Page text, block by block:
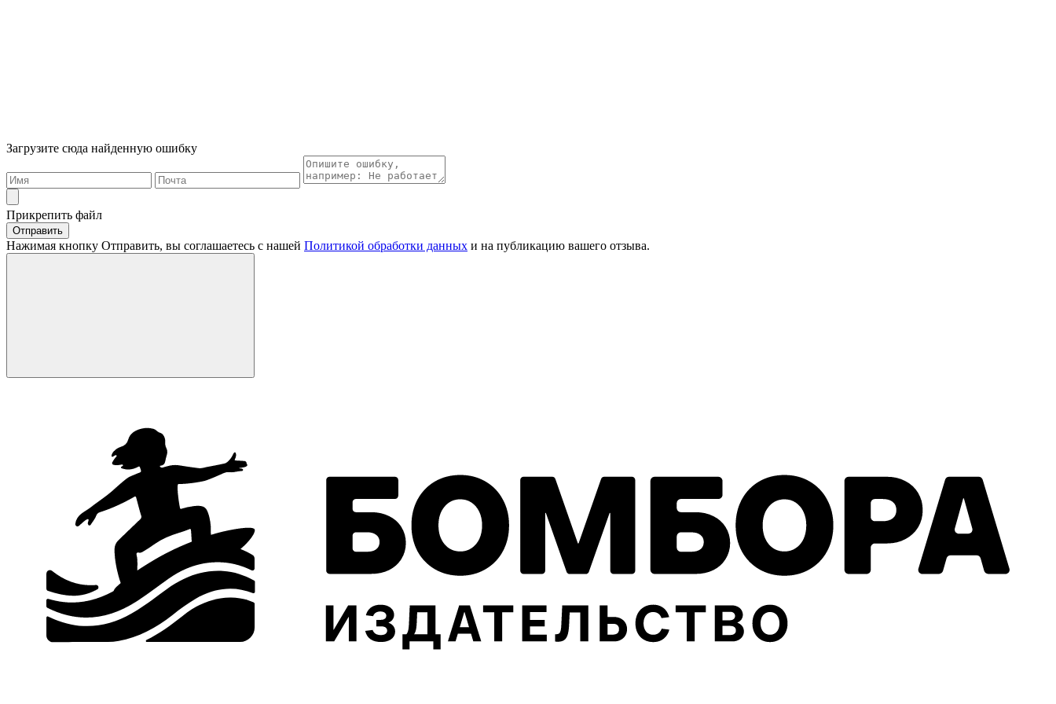
Загрузите сюда найденную ошибку
Прикрепить файл
Отправить
Нажимая кнопку Отправить, вы соглашаетесь с нашей Политикой обработки данных и на публикацию вашего отзыва.